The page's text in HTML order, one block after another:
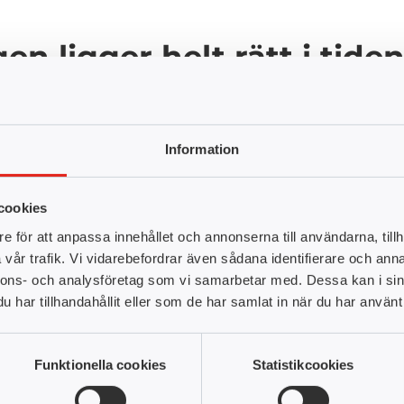
Information
för att anpassa innehållet och annonserna till användarna,
trafik. Vi vidarebefordrar även sådana identifierare och
och analysföretag som vi samarbetar med. Dessa kan i
har tillhandahållit eller som de har samlat in när du har använt
Funktionella cookies Statistikcookies
ligger helt rätt i tiden
på programmet IT-säkerhetstekniker och anser att det är
en resursbrist i branschen”menar Henrik.
behöver en IT-
cyberattacker blir samhället mer sårbart. Henrik berättar
idag.”Från att IT-säkerhet var något som telekombolagen,
så har man sett att alla företag behöver någon som jobbar
to have” för alla organisationer”förklarar Henrik. Med detta
vill jobba med ett meningsfullt yrke hittar till utbildningen.
säkrare” säger Henrik Krohn.